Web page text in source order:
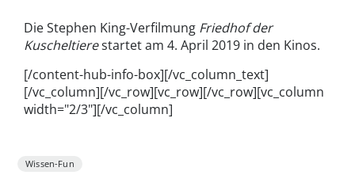
Die Stephen King-Verfilmung Friedhof der
Kuscheltierestartet am 4. April 2019 in den Kinos.
[/content-hub-info-box][/vc_column_text]
[/vc_column][/vc_row][vc_row][/vc_row][vc_column
width="2/3"][/vc_column]
Wissen-Fun